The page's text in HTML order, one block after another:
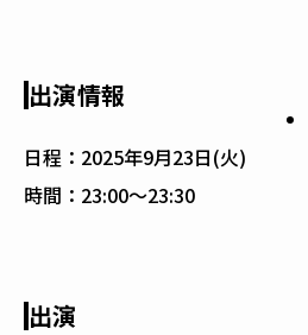
出演情報
日程： 2025年9月23日(火)
時間： 23:00〜23:30
出演